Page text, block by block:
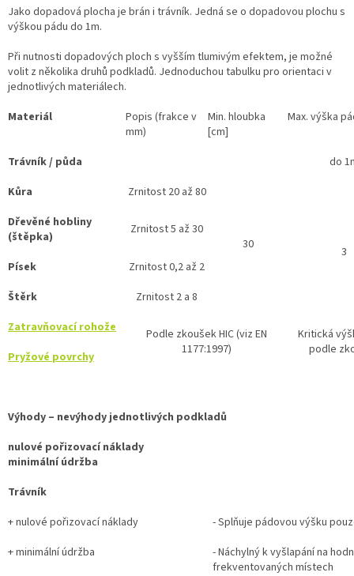
v
v
ý
s
Jako dopadová plocha je brán i trávník. Jedná se o dopadovou plochu s
výškou pádu do 1m.
Při nutnosti dopadových ploch s vyšším tlumivým efektem, je možné
volit z několika druhů podkladů. Jednoduchou tabulku pro orientaci v
jednotlivých materiálech.
Materiál
Popis (frakce v
mm)
Min. hloubka
[cm]
Max. výška
Trávník / půda
do
Kůra
Zrnitost 20 až 80
30 3
Dřevěné hobliny
(štěpka)
Zrnitost 5 až 30
Písek
Zrnitost 0,2 až 2
Štěrk
Zrnitost 2 a 8
Zatravňovací rohože
Podle zkoušek HIC (viz EN
1177:1997)
Kritická
podle
Pryžové povrchy
Výhody – nevýhody jednotlivých podkladů
nulové pořizovací náklady
minimální údržba
Trávník
+ nulové pořizovací náklady
+ minimální údržba
- Splňuje pádovou výšku
- Náchylný k vyšlapání na
frekventovaných místech